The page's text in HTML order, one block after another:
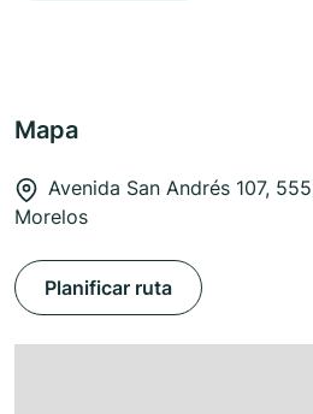
Mapa
Avenida San Andrés 107,
Morelos
Planificar ruta